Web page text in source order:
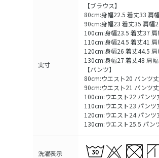
実寸
【ブラウス】
80cm:身幅22.5 着丈33 肩
90cm:身幅23 着丈35 肩幅
100cm:身幅23.5 着丈37
110cm:身幅24.5 着丈41 肩
120cm:身幅26 着丈44.5
130cm:身幅27 着丈48 肩
【パンツ】
80cm:ウエスト20 パンツ
90cm:ウエスト21 パンツ
100cm:ウエスト22 パンツ
110cm:ウエスト23 パンツ
120cm:ウエスト24 パンツ
130cm:ウエスト25.5 パン
洗濯表示